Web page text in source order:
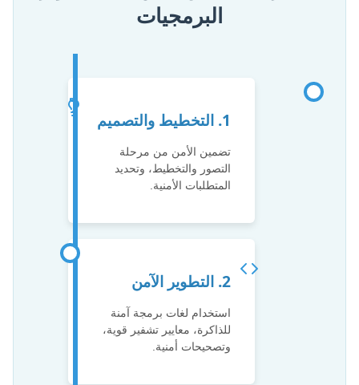
البرمجيات
1. التخطيط والتصميم
تضمين الأمن من مرحلة
التصور والتخطيط، وتحديد
المتطلبات الأمنية.
2. التطوير الآمن
استخدام لغات برمجة آمنة
للذاكرة، معايير تشفير قوية،
وتصحيحات أمنية.